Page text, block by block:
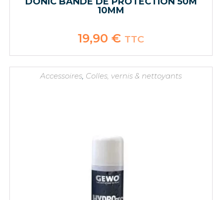
10MM
19,90 € TTC
Accessoires, Colles, vernis & nettoyants